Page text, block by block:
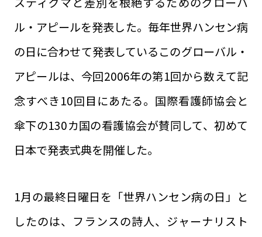
ル・アピールを発表した。毎年世界ハンセン病
の日に合わせて発表しているこのグローバル・
アピールは、今回2006年の第1回から数えて記
念すべき10回目にあたる。国際看護師協会と
傘下の130カ国の看護協会が賛同して、初めて
日本で発表式典を開催した。
1月の最終日曜日を「世界ハンセン病の日」と
したのは、フランスの詩人、ジャーナリスト